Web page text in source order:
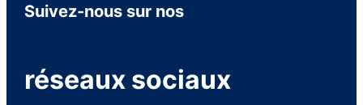
Suivez-nous sur nos
réseaux sociaux